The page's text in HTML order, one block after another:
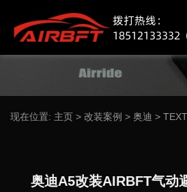
现在位置: 主页 > 改装案例 > 奥迪 > TEXT
奥迪A5改装AIRBFT气动